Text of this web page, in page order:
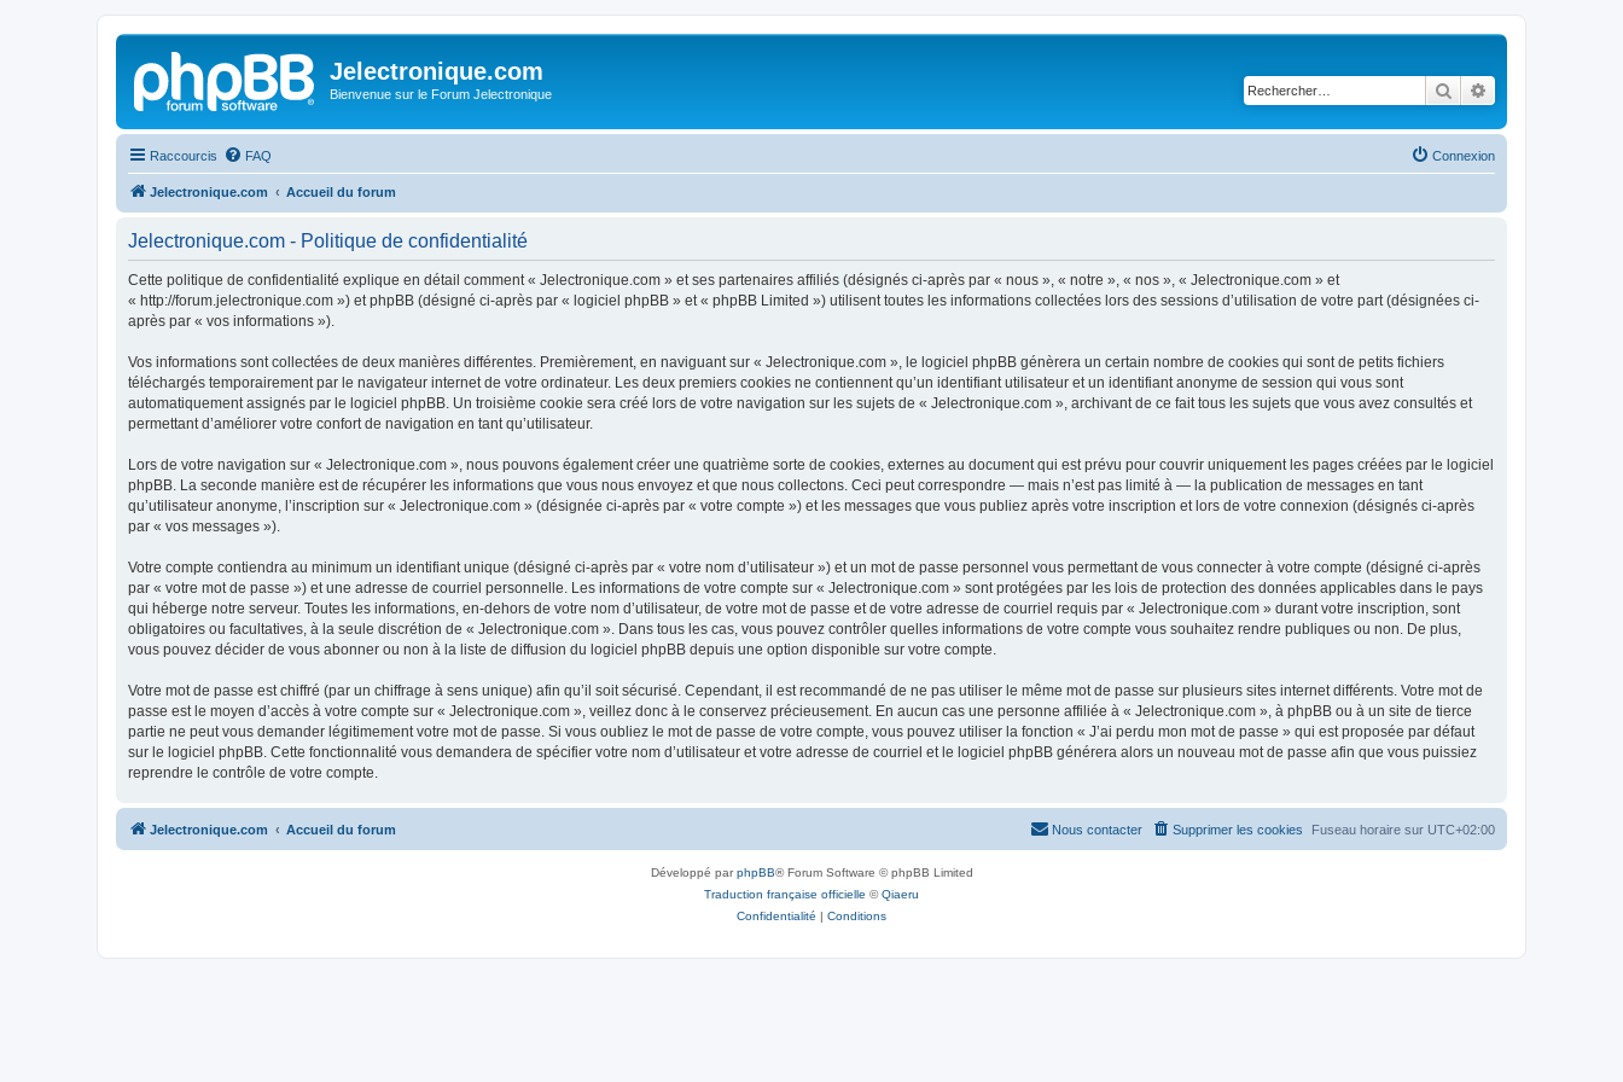
Jelectronique.com
Bienvenue sur le Forum Jelectronique Rechercher
Raccourcis FAQ Connexion
Jelectronique.com Accueil du forum
Jelectronique.com - Politique de confidentialité
Cette politique de confidentialité explique en détail comment « Jelectronique.com » et ses partenaires affiliés (désignés ci-après par « nous », « notre », « nos », « Jelectronique.com » et
« http://forum.jelectronique.com ») et phpBB (désigné ci-après par « logiciel phpBB » et « phpBB Limited ») utilisent toutes les informations collectées lors des sessions d’utilisation de votre part (désignées ci-
après par « vos informations »).
Vos informations sont collectées de deux manières différentes. Premièrement, en naviguant sur « Jelectronique.com », le logiciel phpBB génèrera un certain nombre de cookies qui sont de petits fichiers
téléchargés temporairement par le navigateur internet de votre ordinateur. Les deux premiers cookies ne contiennent qu’un identifiant utilisateur et un identifiant anonyme de session qui vous sont
automatiquement assignés par le logiciel phpBB. Un troisième cookie sera créé lors de votre navigation sur les sujets de « Jelectronique.com », archivant de ce fait tous les sujets que vous avez consultés et
permettant d’améliorer votre confort de navigation en tant qu’utilisateur.
Lors de votre navigation sur « Jelectronique.com », nous pouvons également créer une quatrième sorte de cookies, externes au document qui est prévu pour couvrir uniquement les pages créées par le logiciel
phpBB. La seconde manière est de récupérer les informations que vous nous envoyez et que nous collectons. Ceci peut correspondre — mais n’est pas limité à — la publication de messages en tant
qu’utilisateur anonyme, l’inscription sur « Jelectronique.com » (désignée ci-après par « votre compte ») et les messages que vous publiez après votre inscription et lors de votre connexion (désignés ci-après
par « vos messages »).
Votre compte contiendra au minimum un identifiant unique (désigné ci-après par « votre nom d’utilisateur ») et un mot de passe personnel vous permettant de vous connecter à votre compte (désigné ci-après
par « votre mot de passe ») et une adresse de courriel personnelle. Les informations de votre compte sur « Jelectronique.com » sont protégées par les lois de protection des données applicables dans le pays
qui héberge notre serveur. Toutes les informations, en-dehors de votre nom d’utilisateur, de votre mot de passe et de votre adresse de courriel requis par « Jelectronique.com » durant votre inscription, sont
obligatoires ou facultatives, à la seule discrétion de « Jelectronique.com ». Dans tous les cas, vous pouvez contrôler quelles informations de votre compte vous souhaitez rendre publiques ou non. De plus,
vous pouvez décider de vous abonner ou non à la liste de diffusion du logiciel phpBB depuis une option disponible sur votre compte.
Votre mot de passe est chiffré (par un chiffrage à sens unique) afin qu’il soit sécurisé. Cependant, il est recommandé de ne pas utiliser le même mot de passe sur plusieurs sites internet différents. Votre mot de
passe est le moyen d’accès à votre compte sur « Jelectronique.com », veillez donc à le conservez précieusement. En aucun cas une personne affiliée à « Jelectronique.com », à phpBB ou à un site de tierce
partie ne peut vous demander légitimement votre mot de passe. Si vous oubliez le mot de passe de votre compte, vous pouvez utiliser la fonction « J’ai perdu mon mot de passe » qui est proposée par défaut
sur le logiciel phpBB. Cette fonctionnalité vous demandera de spécifier votre nom d’utilisateur et votre adresse de courriel et le logiciel phpBB générera alors un nouveau mot de passe afin que vous puissiez
reprendre le contrôle de votre compte.
Jelectronique.com Accueil du forum Fuseau horaire sur UTC+02:00
Supprimer les cookies
Nous contacter
Développé parphpBB® Forum Software © phpBB Limited
Traduction française officielle ©Qiaeru
Confidentialité | Conditions